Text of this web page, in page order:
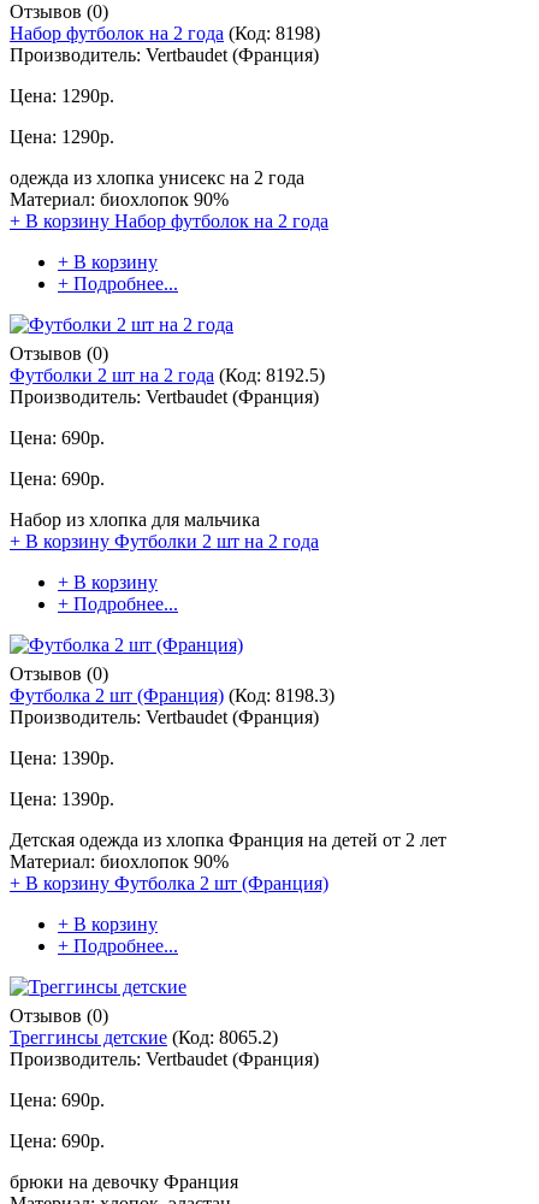
Отзывов (0)
Набор футболок на 2 года (Код: 8198)
Производитель: Vertbaudet (Франция)
Цена: 1290р.
Цена: 1290р.
одежда из хлопка унисекс на 2 года
Материал: биохлопок 90%
+ В корзину Набор футболок на 2 года
+ В корзину
+ Подробнее...
Отзывов (0)
Футболки 2 шт на 2 года (Код: 8192.5)
Производитель: Vertbaudet (Франция)
Цена: 690р.
Цена: 690р.
Набор из хлопка для мальчика
+ В корзину Футболки 2 шт на 2 года
+ В корзину
+ Подробнее...
Отзывов (0)
Футболка 2 шт (Франция) (Код: 8198.3)
Производитель: Vertbaudet (Франция)
Цена: 1390р.
Цена: 1390р.
Детская одежда из хлопка Франция на детей от 2 лет
Материал: биохлопок 90%
+ В корзину Футболка 2 шт (Франция)
+ В корзину
+ Подробнее...
Отзывов (0)
Треггинсы детские (Код: 8065.2)
Производитель: Vertbaudet (Франция)
Цена: 690р.
Цена: 690р.
брюки на девочку Франция